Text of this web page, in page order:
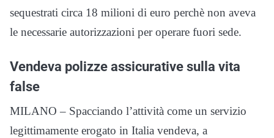
sequestrati circa 18 milioni di euro perchè non aveva
le necessarie autorizzazioni per operare fuori sede.
Vendeva polizze assicurative sulla vita
false
MILANO – Spacciando l’attività come un servizio
legittimamente erogato in Italia vendeva, a